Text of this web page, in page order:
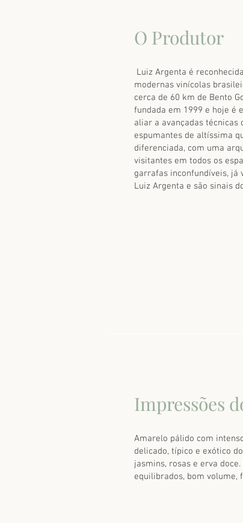
O Produtor
Luiz Argenta é
modernas vinícolas
cerca de 60 km de Bento
fundada em 1999 e hoje é
aliar a avançadas técnicas
espumantes de altíssima
diferenciada, com uma
visitantes em todos os
garrafas inconfundíveis,
Luiz Argenta e são sinais
Impressões
Amarelo pálido com
delicado, típico e exótico
jasmins, rosas e erva
equilibrados, bom volume,